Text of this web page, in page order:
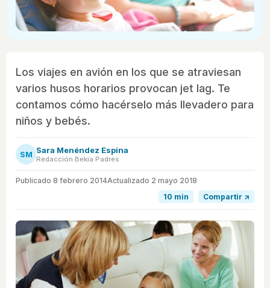
Los viajes en avión en los que se atraviesan
varios husos horarios provocan jet lag. Te
contamos cómo hacérselo más llevadero para
niños y bebés.
SM Sara Menéndez Espina
Redacción Bekia Padres
Publicado 8 febrero 2014Actualizado 2 mayo 2018
10 min
Compartir ↗